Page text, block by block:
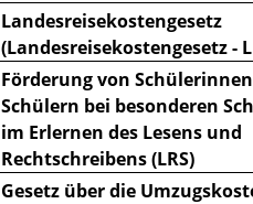
Landesreisekostengesetz
(Landesreisekostengesetz -
Förderung von
Schülern bei besonderen
im Erlernen des Lesens und
Rechtschreibens (LRS)
Gesetz über die